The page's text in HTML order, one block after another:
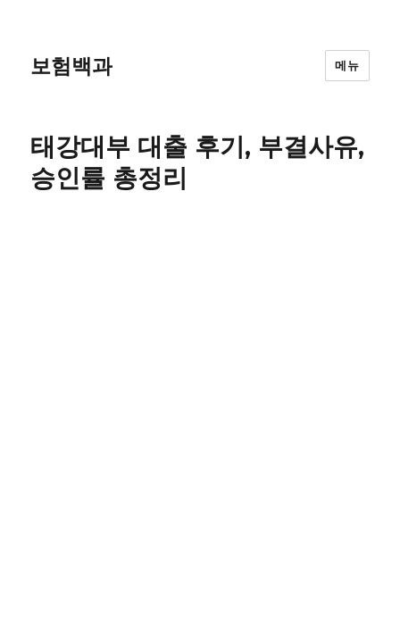
보험백과 메뉴
태강대부 대출 후기, 부결사유,
승인률 총정리